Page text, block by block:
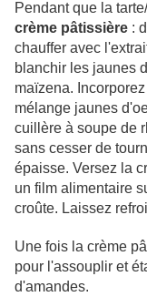
Pendant que la
crème pâtissière :
chauffer avec
blanchir les jaunes
maïzena.
mélange jaunes
cuillère à soupe de
sans cesser de
épaisse. Versez la
un film alimentaire
croûte. Laissez
Une fois la crème
pour l'assouplir et
d'amandes.